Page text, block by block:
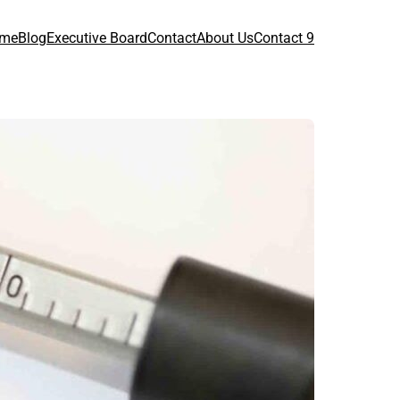
BlogExecutive BoardContactAbout UsContact 9